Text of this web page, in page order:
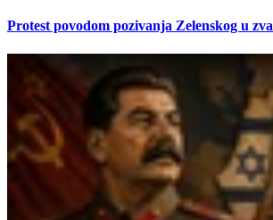
Protest povodom pozivanja Zelenskog u